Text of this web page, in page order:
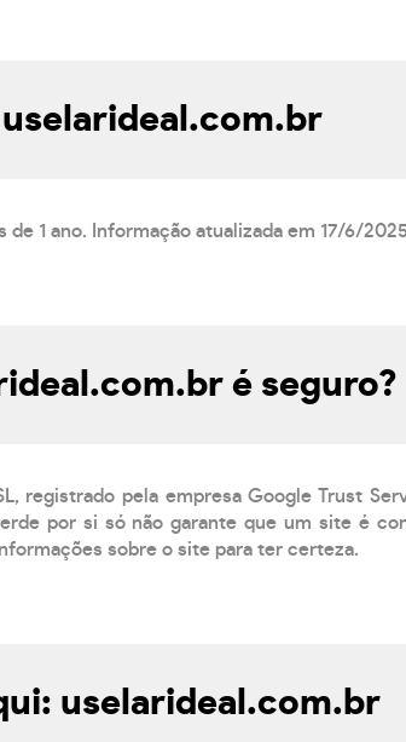
uselarideal.com.br
1 ano. Informação atualizada em 17/6/
é seguro?
registrado pela empresa Google Trust
por si só não garante que um site é
sobre o site para ter certeza.
uselarideal.com.br